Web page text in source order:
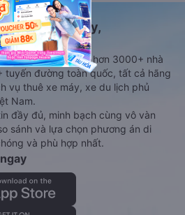
Máy bay,
phương tiện với hơn 3000+ nhà
tuyến đường toàn quốc, tất cả hãng
vụ thuê xe máy, xe du lịch phủ
Nam.
đầy đủ, minh bạch cùng vô vàn
sánh và lựa chọn phương án di
và phù hợp nhất.